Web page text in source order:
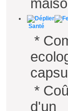
Santé
*
*
d'un